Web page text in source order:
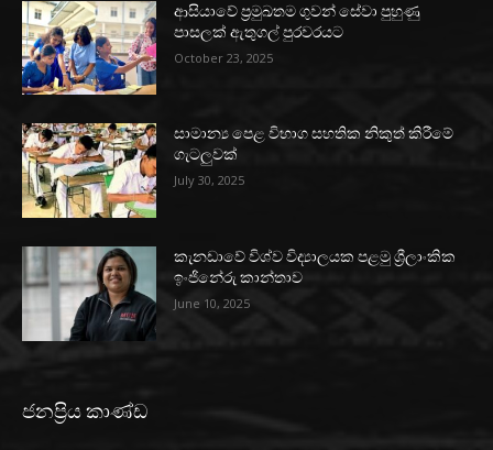
ආසියාවේ ප්‍රමුඛතම ගුවන් සේවා පුහුණු
පාසලක් ඇතුගල් පුරවරයට
October 23, 2025
සාමාන්‍ය පෙළ විභාග සහතික නිකුත් කිරීමේ
ගැටලුවක්
July 30, 2025
කැනඩාවේ විශ්ව විද්‍යාලයක පළමු ශ්‍රීලාංකික
ඉංජිනේරු කාන්තාව
June 10, 2025
ජනප්‍රිය කාණ්ඩ